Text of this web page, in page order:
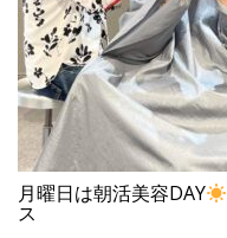
月曜日は朝活美容DAY
ス